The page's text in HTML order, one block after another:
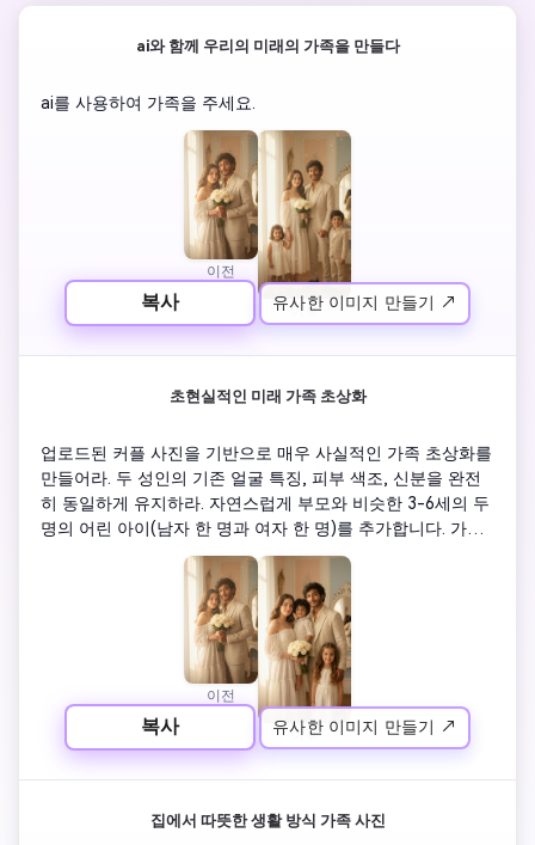
ai와 함께 우리의 미래의 가족을 만들다
ai를 사용하여 가족을 주세요.
이전
이후
복사 유사한 이미지 만들기 ↗
초현실적인 미래 가족 초상화
업로드된 커플 사진을 기반으로 매우 사실적인 가족 초상화를
만들어라. 두 성인의 기존 얼굴 특징, 피부 색조, 신분을 완전
히 동일하게 유지하라. 자연스럽게 부모와 비슷한 3-6세의 두
명의 어린 아이(남자 한 명과 여자 한 명)를 추가합니다. 가족
은 가까이 서서 부드럽게 웃으며 자연스러운 애정을 보여준
다. 사실적인 스타일, dslr 사진, 부드러운 자연조명, 사실적인
피부 텍스처. 균형 잡힌 비율, 정확한 해부학, 왜곡이 없다. 진
짜 가족 사진처럼 보이지 아이가 만들어진 것이 아니다.
이전
이후
복사 유사한 이미지 만들기 ↗
집에서 따뜻한 생활 방식 가족 사진